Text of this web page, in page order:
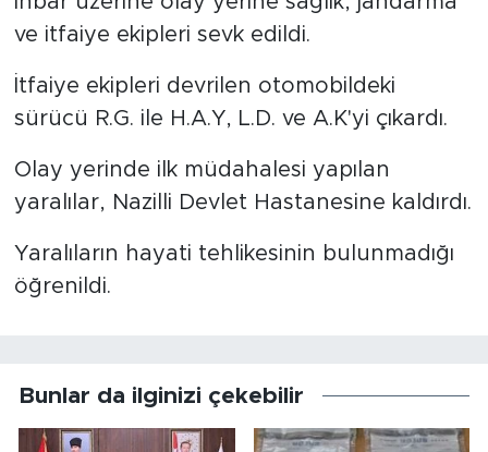
ve itfaiye ekipleri sevk edildi.
İtfaiye ekipleri devrilen otomobildeki
sürücü R.G. ile H.A.Y, L.D. ve A.K'yi çıkardı.
Olay yerinde ilk müdahalesi yapılan
yaralılar, Nazilli Devlet Hastanesine kaldırdı.
Yaralıların hayati tehlikesinin bulunmadığı
öğrenildi.
Bunlar da ilginizi çekebilir